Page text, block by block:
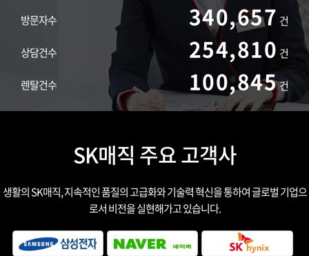
방문자수 340,657 건
상담건수 254,810 건
렌탈건수 100,845건
SK매직 주요 고객사
생활의 SK매직, 지속적인 품질의 고급화와 기술력 혁신을 통하여 글로벌 기업으
로서 비전을 실현해가고 있습니다.